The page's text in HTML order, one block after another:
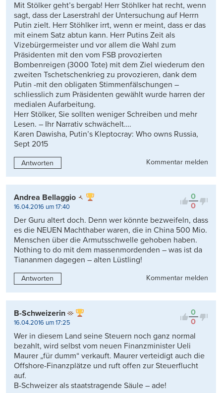
Mit Stölker geht’s bergab! Herr Stöhlker hat recht, wenn
sagt, dass der Laserstrahl der Untersuchung auf Herrn
Putin zielt. Herr Stöhlker irrt, wenn er meint, dass er das
mit einem Satz abtun kann. Herr Putins Zeit als
Vizebürgermeister und vor allem die Wahl zum
Präsidenten mit den vom FSB provozierten
Bombenreigen (3000 Tote) mit dem Ziel wiederum den
zweiten Tschetschenkrieg zu provozieren, dank dem
Putin -mit den obligaten Stimmenfälschungen –
schliesslich zum Präsidenten gewählt wurde harren der
medialen Aufarbeitung.
Herr Stölker, Sie sollten weniger Schreiben und mehr
Lesen. – Ihr Narrativ schwächelt….
Karen Dawisha, Putin’s Kleptocray: Who owns Russia,
Sept 2015
Antworten Kommentar melden
0
0
Andrea Bellaggio
16.04.2016 um 17:40
Der Guru altert doch. Denn wer könnte bezweifeln, dass
es die NEUEN Machthaber waren, die in China 500 Mio.
Menschen über die Armutsschwelle gehoben haben.
Nothing to do mit dem massenmordenden – was ist da
Tiananmen dagegen – alten Lüstling!
Antworten Kommentar melden
0
0
B-Schweizerin
16.04.2016 um 17:25
Wer in diesem Land seine Steuern noch ganz normal
bezahlt, wird selbst vom neuen Finanzminister Ueli
Maurer „für dumm“ verkauft. Maurer verteidigt auch die
Offshore-Finanzplätze und ruft offen zur Steuerflucht
auf.
B-Schweizer als staatstragende Säule – ade!